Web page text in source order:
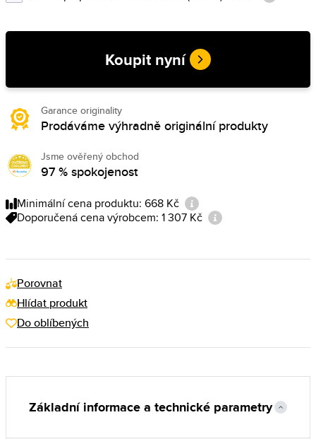
Koupit nyní
Garance originality
Prodáváme výhradně originální produkty
Jsme ověřený obchod
97 % spokojenost
Minimální cena produktu: 668 Kč
Doporučená cena výrobcem: 1 307 Kč
Porovnat
Hlídat produkt
Do oblíbených
Základní informace a technické parametry